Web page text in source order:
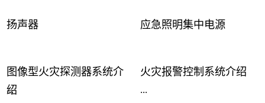
扬声器 应急照明集中电源
图像型火灾探测器系统介
绍
...
火灾报警控制系统介绍
...